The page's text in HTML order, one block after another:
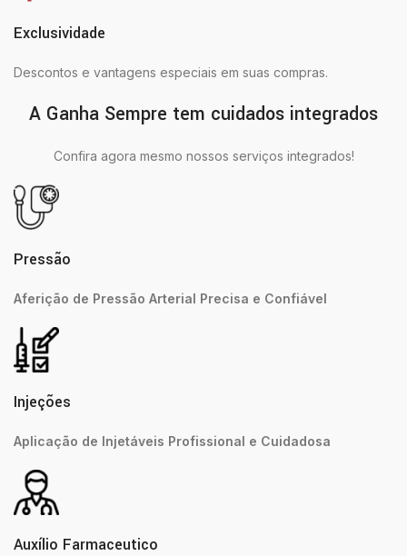
Exclusividade
Descontos e vantagens especiais em suas compras.
A Ganha Sempre tem cuidados integrados
Confira agora mesmo nossos serviços integrados!
Pressão
Aferição de Pressão Arterial Precisa e Confiável
Injeções
Aplicação de Injetáveis Profissional e Cuidadosa
Auxílio Farmaceutico